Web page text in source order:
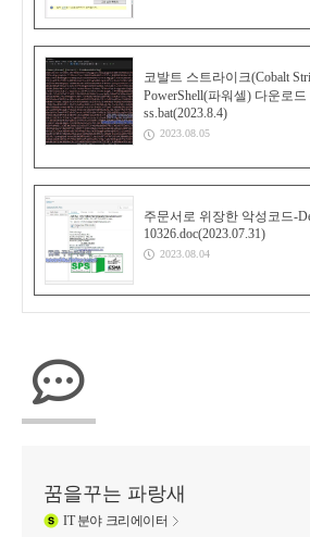
코발트 스트라이크(Cobalt
PowerShell(파워셀) 다운로
ss.bat(2023.8.4)
2023.08.05
주문서로 위장한 악성코드-
10326.doc(2023.07.31)
2023.08.04
꿈을꾸는 파랑새
IT분야 크리에이터